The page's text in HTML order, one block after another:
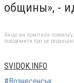
общины», -
Якщо ви помітили помилку,
повідомити про це редакцію
SVIDOK.INFO